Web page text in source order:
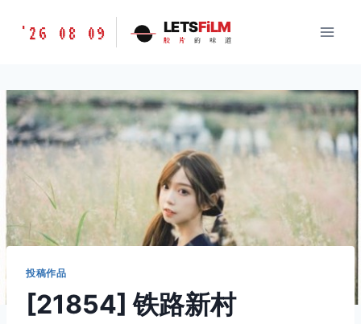
胶
味
道
LETSFILM
'26 08 09 LETSFiLM
胶 片 的 味 道
投稿作品
[21854] 铁路新村